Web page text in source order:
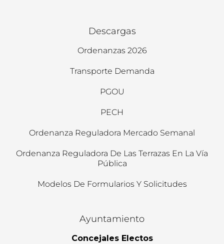
Descargas
Ordenanzas 2026
Transporte Demanda
PGOU
PECH
Ordenanza Reguladora Mercado Semanal
Ordenanza Reguladora De Las Terrazas En La Vía
Pública
Modelos De Formularios Y Solicitudes
Ayuntamiento
Concejales Electos